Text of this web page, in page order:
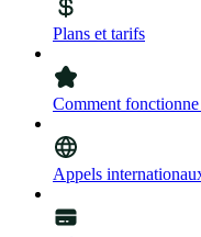
Plans et tarifs
Comment
Appels